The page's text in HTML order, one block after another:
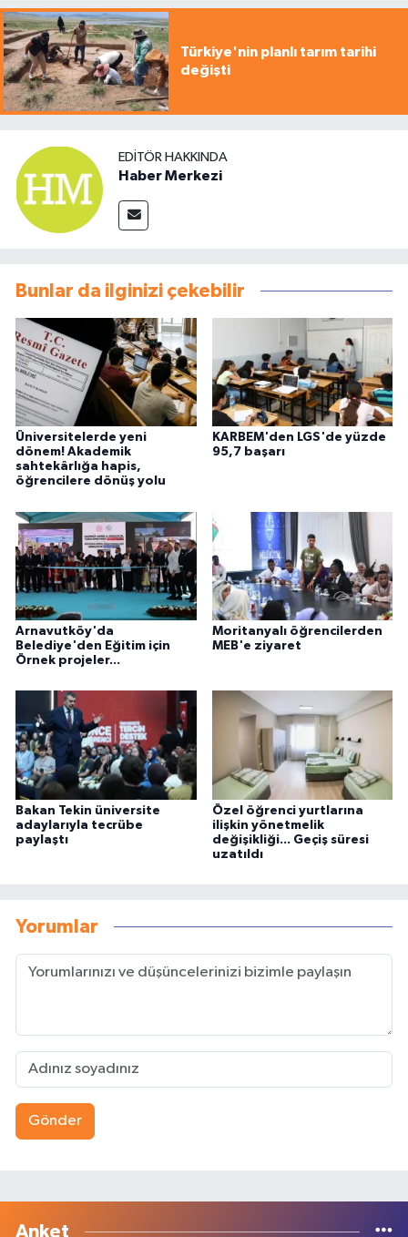
Türkiye'nin planlı tarım tarihi
değişti
EDITÖR HAKKINDA
Haber Merkezi
Bunlar da ilginizi çekebilir
Üniversitelerde yeni
dönem! Akademik
sahtekârlığa hapis,
öğrencilere dönüş yolu
KARBEM'den LGS'de yüzde
95,7 başarı
Arnavutköy'da
Belediye'den Eğitim için
Örnek projeler...
Moritanyalı öğrencilerden
MEB'e ziyaret
Bakan Tekin üniversite
adaylarıyla tecrübe
paylaştı
Özel öğrenci yurtlarına
ilişkin yönetmelik
değişikliği... Geçiş süresi
uzatıldı
Yorumlar
Gönder
Anket